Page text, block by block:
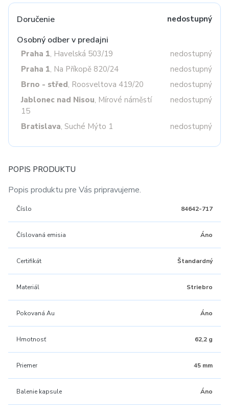
Doručenie nedostupný
Osobný odber v predajni
Praha 1, Havelská 503/19
nedostupný
Praha 1, Na Příkopě 820/24
nedostupný
Brno - střed, Roosveltova 419/20
nedostupný
Jablonec nad Nisou, Mírové náměstí
15
nedostupný
Bratislava, Suché Mýto 1 nedostupný
POPIS PRODUKTU
Popis produktu pre Vás pripravujeme.
Číslo 84642-717
Číslovaná emisia Áno
Certifikát Štandardný
Materiál Striebro
Pokovaná Au Áno
Hmotnosť 62,2 g
Priemer 45 mm
Balenie kapsule Áno